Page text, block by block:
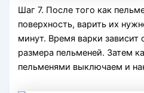
Шаг 7. После того как
поверхность, варить их
минут. Время варки зависит
размера пельменей. Затем
пельменями выключаем и